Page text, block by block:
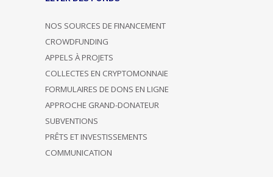
NOS SOURCES DE FINANCEMENT
CROWDFUNDING
APPELS À PROJETS
COLLECTES EN CRYPTOMONNAIE
FORMULAIRES DE DONS EN LIGNE
APPROCHE GRAND-DONATEUR
SUBVENTIONS
PRÊTS ET INVESTISSEMENTS
COMMUNICATION